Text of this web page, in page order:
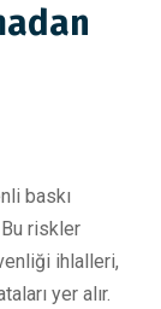
baskı
riskler
ihlalleri,
yer alır.